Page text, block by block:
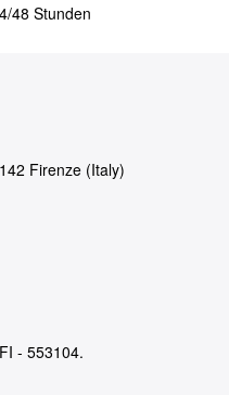
48 Stunden
Firenze (Italy)
- 553104.